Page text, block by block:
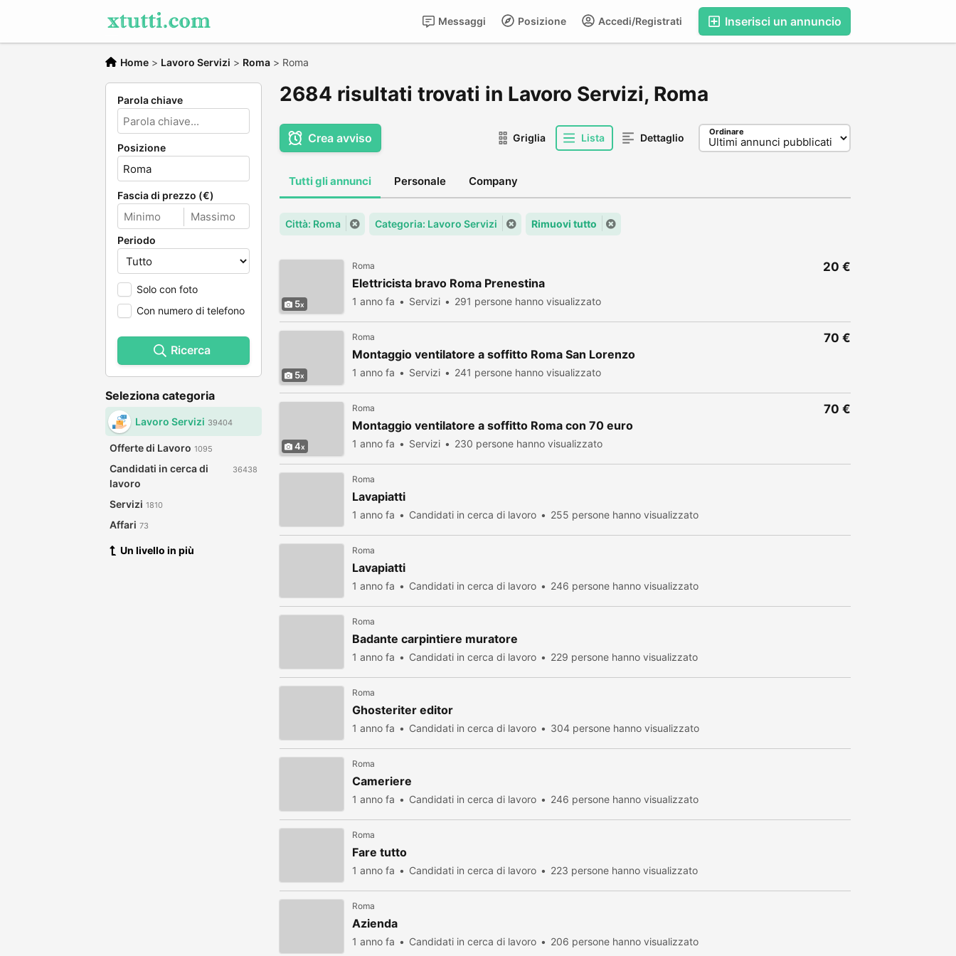
Inserisci un annuncio
Accedi/Registrati
Posizione
Messaggi
Home > Lavoro Servizi > Roma > Roma
Parola chiave
Posizione
Fascia di prezzo (€)
Periodo
Solo con foto
Con numero di telefono
Ricerca
Seleziona categoria
Lavoro Servizi 39404
Offerte di Lavoro 1095
Candidati in cerca di
lavoro
36438
Servizi 1810
Affari 73
Un livello in più
2684 risultati trovati in Lavoro Servizi, Roma
Crea avviso Griglia Lista Dettaglio Ordinare
Tutti gli annunci Personale Company
Città: Roma Categoria: Lavoro Servizi Rimuovi tutto
5
Roma
Elettricista bravo Roma Prenestina
1 anno fa Servizi 291 persone hanno visualizzato
20 €
5
Roma
Montaggio ventilatore a soffitto Roma San Lorenzo
1 anno fa Servizi 241 persone hanno visualizzato
70 €
4
Roma
Montaggio ventilatore a soffitto Roma con 70 euro
1 anno fa Servizi 230 persone hanno visualizzato
70 €
Roma
Lavapiatti
1 anno fa Candidati in cerca di lavoro 255 persone hanno visualizzato
Roma
Lavapiatti
1 anno fa Candidati in cerca di lavoro 246 persone hanno visualizzato
Roma
Badante carpintiere muratore
1 anno fa Candidati in cerca di lavoro 229 persone hanno visualizzato
Roma
Ghosteriter editor
1 anno fa Candidati in cerca di lavoro 304 persone hanno visualizzato
Roma
Cameriere
1 anno fa Candidati in cerca di lavoro 246 persone hanno visualizzato
Roma
Fare tutto
1 anno fa Candidati in cerca di lavoro 223 persone hanno visualizzato
Roma
Azienda
1 anno fa Candidati in cerca di lavoro 206 persone hanno visualizzato